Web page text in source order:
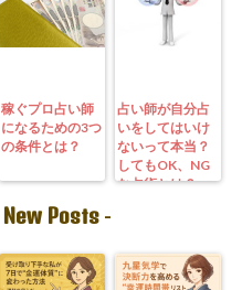
稼ぐプロ占い師
になるための3つ
の条件とは？
占い師が自分占
いをしてはいけ
ないって本当？
してもOK、NG
な占術とは？
New Posts -